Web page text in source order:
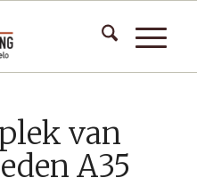
van
A35